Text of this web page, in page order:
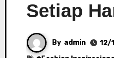
Setiap
By admin
12/